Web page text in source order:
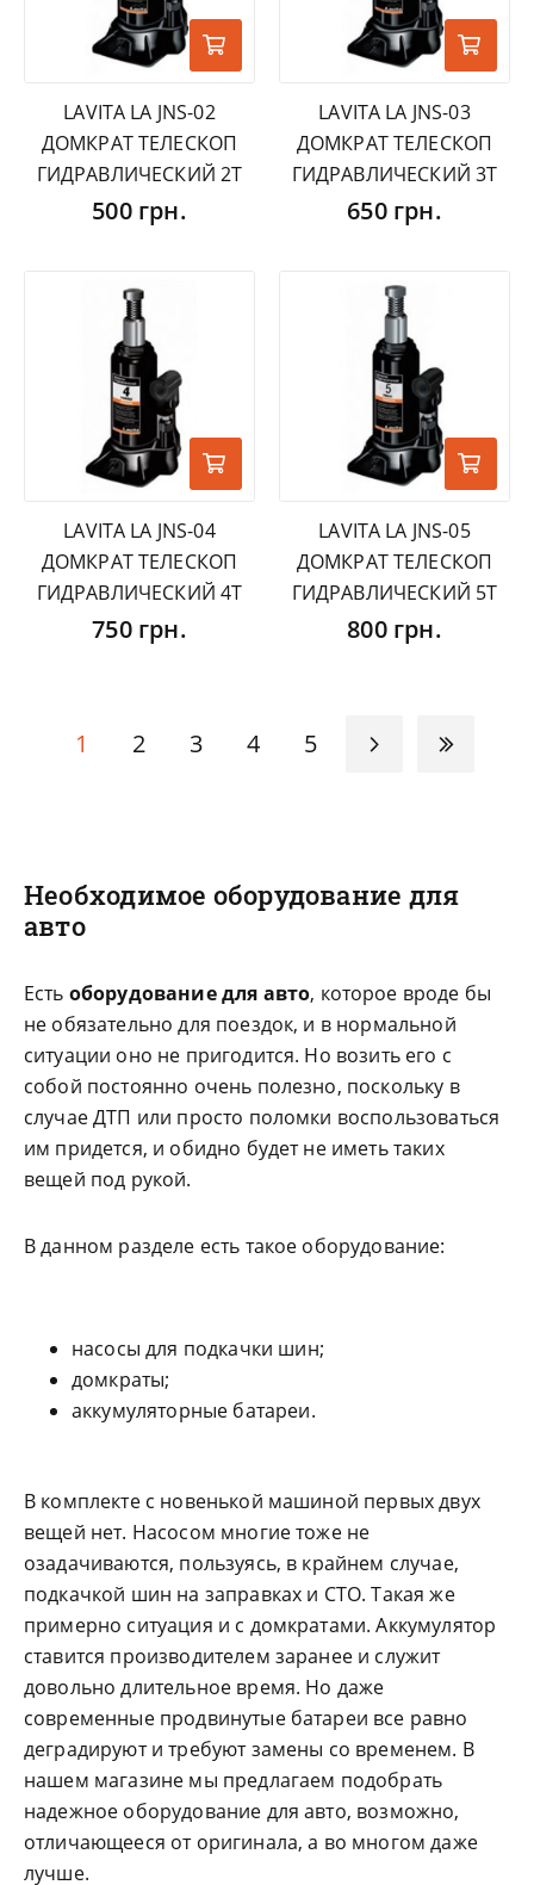
LAVITA LA JNS-02
ДОМКРАТ ТЕЛЕСКОП
ГИДРАВЛИЧЕСКИЙ 2Т
500 грн.
LAVITA LA JNS-03
ДОМКРАТ ТЕЛЕСКОП
ГИДРАВЛИЧЕСКИЙ 3Т
650 грн.
LAVITA LA JNS-04
ДОМКРАТ ТЕЛЕСКОП
ГИДРАВЛИЧЕСКИЙ 4Т
750 грн.
LAVITA LA JNS-05
ДОМКРАТ ТЕЛЕСКОП
ГИДРАВЛИЧЕСКИЙ 5Т
800 грн.
1 2 3 4 5
Необходимое оборудование для
авто
Есть оборудование для авто, которое вроде бы
не обязательно для поездок, и в нормальной
ситуации оно не пригодится. Но возить его с
собой постоянно очень полезно, поскольку в
случае ДТП или просто поломки воспользоваться
им придется, и обидно будет не иметь таких
вещей под рукой.
В данном разделе есть такое оборудование:
насосы для подкачки шин;
домкраты;
аккумуляторные батареи.
В комплекте с новенькой машиной первых двух
вещей нет. Насосом многие тоже не
озадачиваются, пользуясь, в крайнем случае,
подкачкой шин на заправках и СТО. Такая же
примерно ситуация и с домкратами. Аккумулятор
ставится производителем заранее и служит
довольно длительное время. Но даже
современные продвинутые батареи все равно
деградируют и требуют замены со временем. В
нашем магазине мы предлагаем подобрать
надежное оборудование для авто, возможно,
отличающееся от оригинала, а во многом даже
лучше.